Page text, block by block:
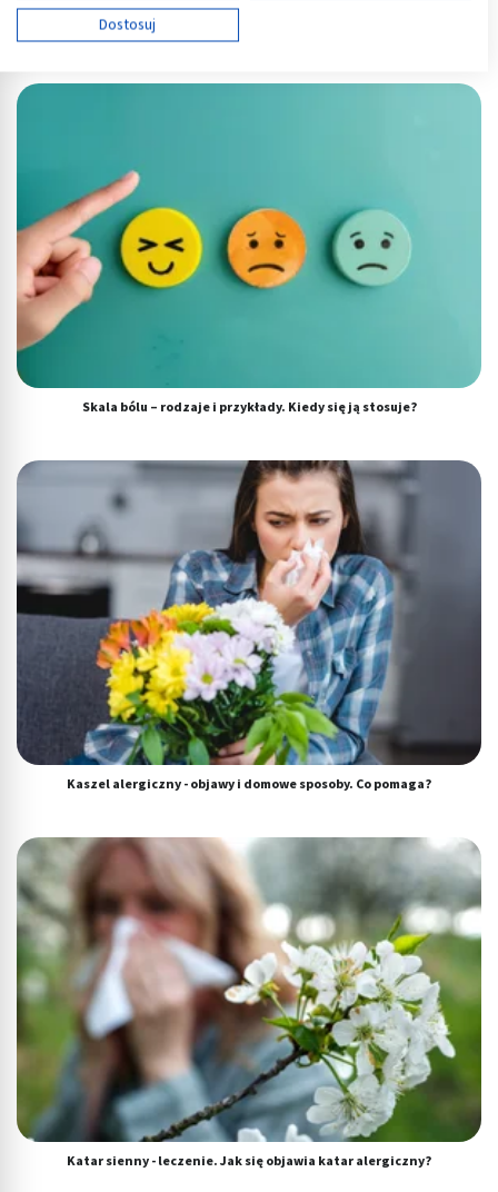
Ból głowy - 3 najczęstsze przyczyny
Skala bólu – rodzaje i przykłady. Kiedy się ją stosuje?
Kaszel alergiczny - objawy i domowe sposoby. Co pomaga?
Katar sienny - leczenie. Jak się objawia katar alergiczny?
Używamy Twoich danych w następujących celach:
Cele przetwarzania IAB:
dostęp do nich
Tworzenie profili w celu spersonalizowanych
reklam
Wykorzystanie profili do wyboru
spersonalizowanych reklam
Tworzenie profili w celu personalizacji treści
spersonalizowanych treści
Pomiar efektywności treści
Rozumienie odbiorców dzięki statystyce lub
kombinacji danych z różnych źródeł
Rozwój i ulepszanie usług
Wykorzystywanie ograniczonych danych do
wyboru treści
Funkcje specjalne IAB:
Użycie dokładnych danych geolokalizacyjnych
Identyfikowanie urządzeń na podstawie
aktywnie żądanych informacji
Niezbędne
Wydajność (Performance)
Reklama / śledzenie
Dostosuj